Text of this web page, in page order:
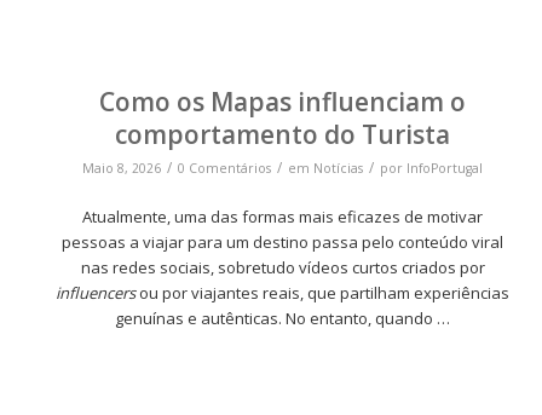
Como os Mapas influenciam o
comportamento do Turista
Maio 8, 2026 / 0 Comentários / em Notícias / por InfoPortugal
Atualmente, uma das formas mais eficazes de motivar
pessoas a viajar para um destino passa pelo conteúdo viral
nas redes sociais, sobretudo vídeos curtos criados por
influencersou por viajantes reais, que partilham experiências
genuínas e autênticas. No entanto, quando …